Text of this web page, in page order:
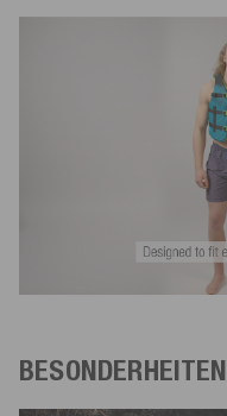
BESONDERHEITEN